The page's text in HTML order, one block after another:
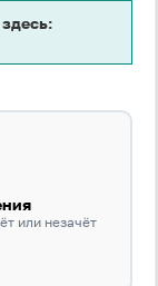
или незачёт